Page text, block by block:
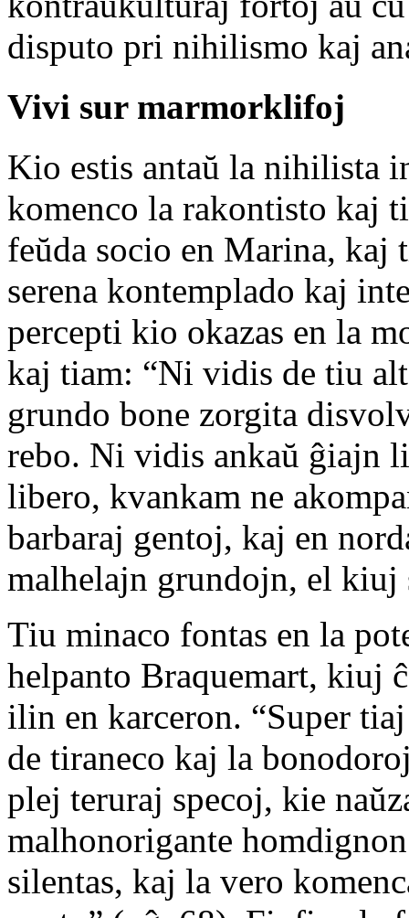
disputo pri nihilismo kaj
Vivi sur marmorklifoj
Kio estis antaŭ la nihilista
komenco la rakontisto kaj
feŭda socio en Marina,
serena kontemplado kaj
percepti kio okazas en la
kaj tiam: “Ni vidis de tiu
grundo bone zorgita
rebo. Ni vidis ankaŭ ĝiajn
libero, kvankam ne
barbaraj gentoj, kaj en
malhelajn grundojn, el kiuj
Tiu minaco fontas en la
helpanto Braquemart, kiuj
ilin en karceron. “Super
de tiraneco kaj la
plej teruraj specoj, kie
malhonorigante
silentas, kaj la vero